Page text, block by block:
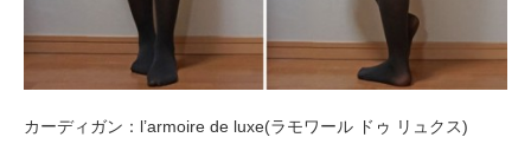
カーディガン：l’armoire de luxe(ラモワール ドゥ リュクス)